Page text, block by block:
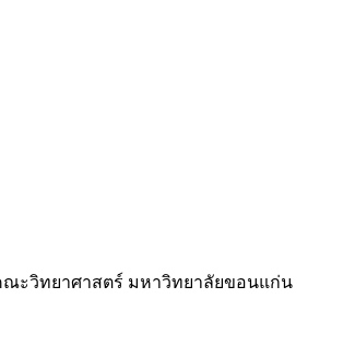
ณะวิทยาศาสตร์ มหาวิทยาลัยขอนแก่น